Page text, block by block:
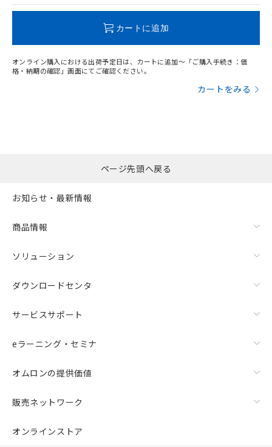
カートに追加
オンライン購入における出荷予定日は、カートに追加～「ご購入手続き：価
格・納期の確認」画面にてご確認ください。
カートをみる
ページ先頭へ戻る
お知らせ・最新情報
商品情報
ソリューション
ダウンロードセンタ
サービスサポート
eラーニング・セミナ
オムロンの提供価値
販売ネットワーク
オンラインストア